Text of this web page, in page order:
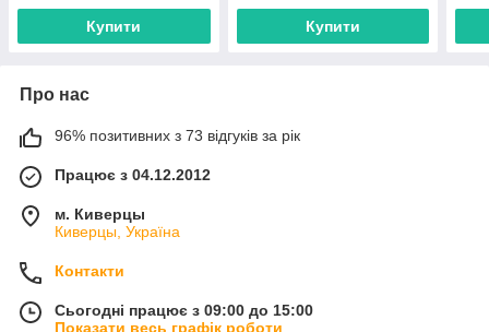
Купити Купити
Про нас
96% позитивних з 73 відгуків за рік
Працює з 04.12.2012
м. Киверцы
Киверцы, Україна
Контакти
Сьогодні працює з 09:00 до 15:00
Показати весь графік роботи